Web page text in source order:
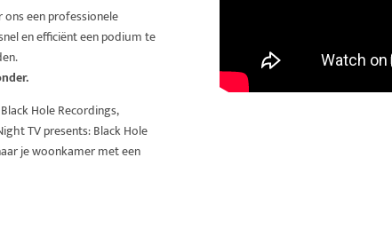
een professionele
en efficiënt een podium te
Hole Recordings,
TV presents: Black Hole
je woonkamer met een